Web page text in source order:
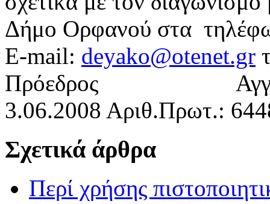
Δήμο Ορφανού στα
E-mail: deyako@otenet.gr
Πρόεδρος Αγγελος
3.06.2008 Αριθ.Πρωτ.:
Σχετικά άρθρα
Περί χρήσης